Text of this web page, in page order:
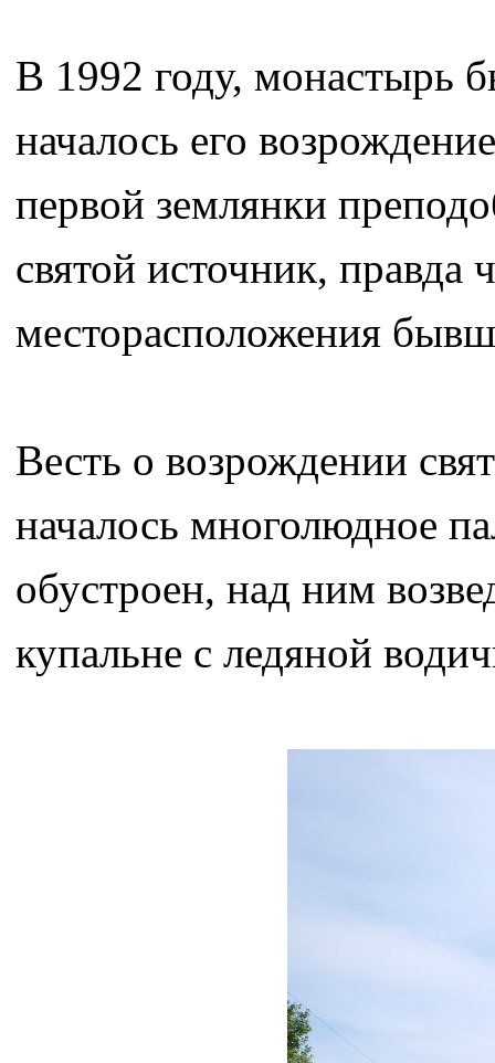
В 1992 году, монастырь
началось его
первой землянки
святой источник, правда
месторасположения
Весть о возрождении
началось многолюдное
обустроен, над ним
купальне с ледяной